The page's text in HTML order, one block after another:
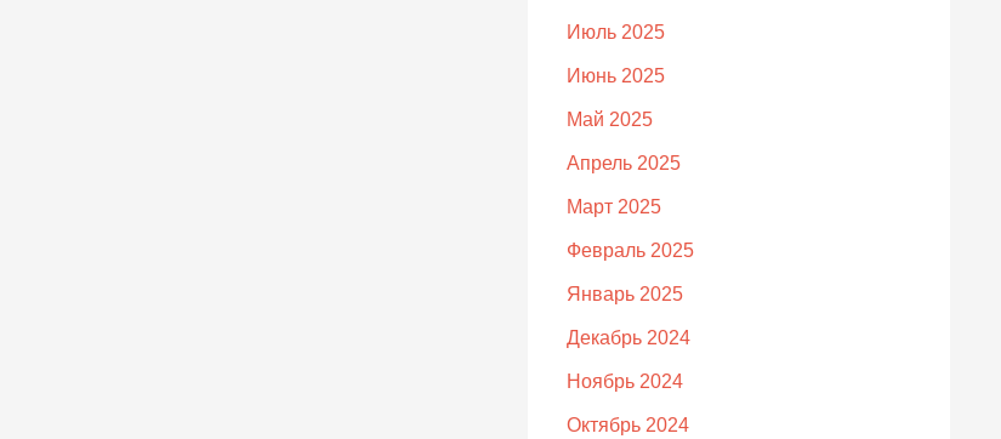
Июль 2025
Июнь 2025
Май 2025
Апрель 2025
Март 2025
Февраль 2025
Январь 2025
Декабрь 2024
Ноябрь 2024
Октябрь 2024